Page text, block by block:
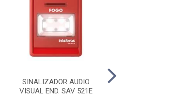
SINALIZADOR AUDIO
VISUAL END. SAV 521E